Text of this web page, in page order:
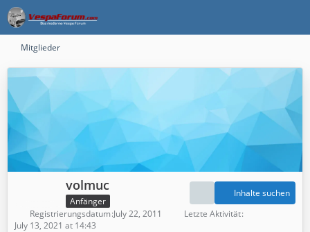
Mitglieder
volmuc
Anfänger
Inhalte suchen
Registrierungsdatum July 22, 2011
Letzte Aktivität
July 13, 2021 at 14:43